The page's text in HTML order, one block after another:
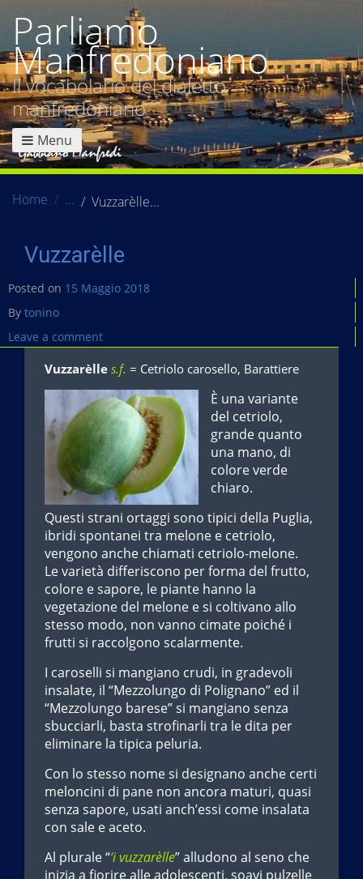
Parliamo
Manfredoniano
Il vocabolario del dialetto
manfredoniano
Menu
Home Vuzzarèlle
Vuzzarèlle
Posted on 15 Maggio 2018
By tonino
Leave a comment
Vuzzarèlle s.f. = Cetriolo carosello, Barattiere
È una variante
del cetriolo,
grande quanto
una mano, di
colore verde
chiaro.
Questi strani ortaggi sono tipici della Puglia,
ibridi spontanei tra melone e cetriolo,
vengono anche chiamati cetriolo-melone.
Le varietà differiscono per forma del frutto,
colore e sapore, le piante hanno la
vegetazione del melone e si coltivano allo
stesso modo, non vanno cimate poiché i
frutti si raccolgono scalarmente.
I caroselli si mangiano crudi, in gradevoli
insalate, il “Mezzolungo di Polignano” ed il
“Mezzolungo barese” si mangiano senza
sbucciarli, basta strofinarli tra le dita per
eliminare la tipica peluria.
Con lo stesso nome si designano anche certi
meloncini di pane non ancora maturi, quasi
senza sapore, usati anch’essi come insalata
con sale e aceto.
Al plurale “‘i vuzzarèlle” alludono al seno che
inizia a fiorire alle adolescenti, soavi pulzelle